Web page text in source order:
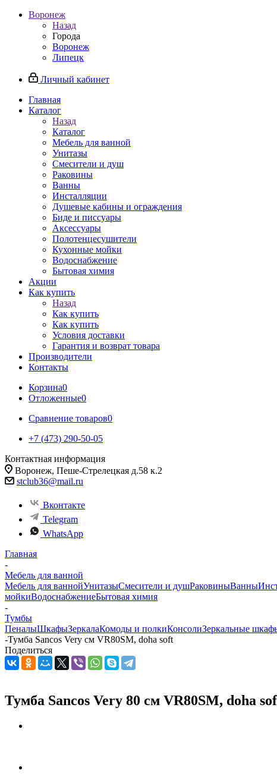
Воронеж
Назад
Города
Воронеж
Липецк
Личный кабинет
Главная
Каталог
Назад
Каталог
Мебель для ванной
Унитазы
Смесители и душ
Раковины
Ванны
Инсталляции
Душевые кабины и ограждения
Биде и писсуары
Аксессуары
Полотенцесушители
Кухонные мойки
Водоснабжение
Бытовая химия
Акции
Как купить
Назад
Как купить
Как купить
Условия доставки
Гарантия и возврат товара
Производители
Контакты
Корзина0
Отложенные0
Сравнение товаров0
+7 (473) 290-50-05
Контактная информация
Воронеж, Пеше-Стрелецкая д.58 к.2
stclub36@mail.ru
Вконтакте
Telegram
WhatsApp
Главная
-
Мебель для ванной
Мебель для ваннойУнитазыСмесители и душРаковиныВанны
мойкиВодоснабжениеБытовая химия
-
Тумбы
ПеналыШкафыЗеркалаКомоды и полкиКонсолиЗеркальные
-Тумба Sancos Very см VR80SM, doha soft
Поделиться
Тумба Sancos Very 80 см VR80SM, doha